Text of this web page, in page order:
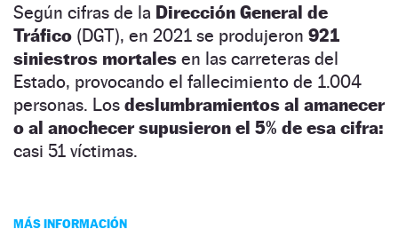
Según cifras de la Dirección General de
Tráfico (DGT), en 2021 se produjeron 921
siniestros mortales en las carreteras del
Estado, provocando el fallecimiento de 1.004
personas. Los deslumbramientos al amanecer
o al anochecer supusieron el 5% de esa cifra:
casi 51 víctimas.
MÁS INFORMACIÓN